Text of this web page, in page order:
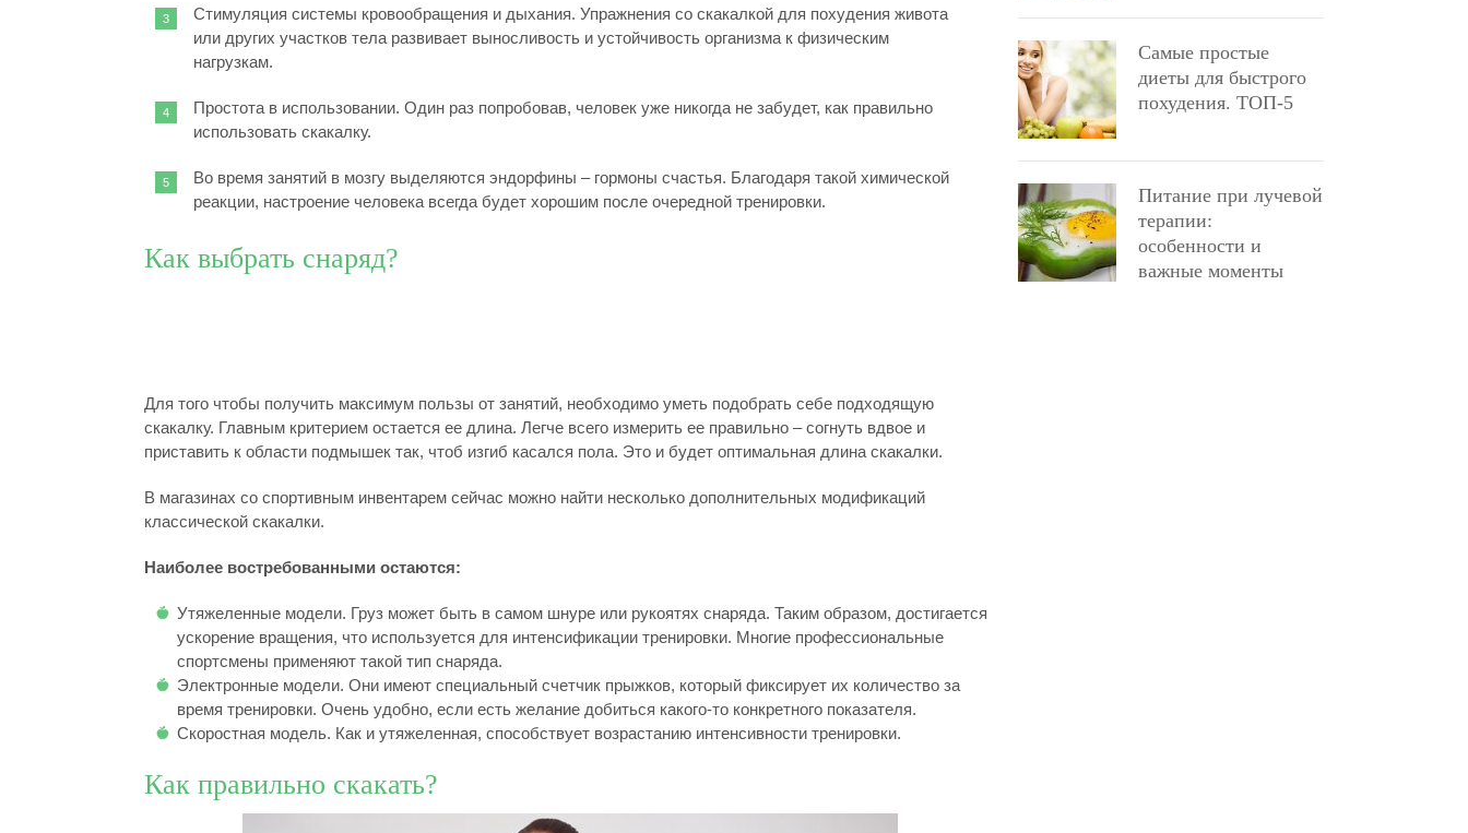
Стимуляция системы кровообращения и дыхания. Упражнения со скакалкой для похудения живота
или других участков тела развивает выносливость и устойчивость организма к физическим
нагрузкам.
Простота в использовании. Один раз попробовав, человек уже никогда не забудет, как правильно
использовать скакалку.
Во время занятий в мозгу выделяются эндорфины – гормоны счастья. Благодаря такой химической
реакции, настроение человека всегда будет хорошим после очередной тренировки.
Как выбрать снаряд?
Для того чтобы получить максимум пользы от занятий, необходимо уметь подобрать себе подходящую
скакалку. Главным критерием остается ее длина. Легче всего измерить ее правильно – согнуть вдвое и
приставить к области подмышек так, чтоб изгиб касался пола. Это и будет оптимальная длина скакалки.
В магазинах со спортивным инвентарем сейчас можно найти несколько дополнительных модификаций
классической скакалки.
Наиболее востребованными остаются:
Утяжеленные модели. Груз может быть в самом шнуре или рукоятях снаряда. Таким образом, достигается
ускорение вращения, что используется для интенсификации тренировки. Многие профессиональные
спортсмены применяют такой тип снаряда.
Электронные модели. Они имеют специальный счетчик прыжков, который фиксирует их количество за
время тренировки. Очень удобно, если есть желание добиться какого-то конкретного показателя.
Скоростная модель. Как и утяжеленная, способствует возрастанию интенсивности тренировки.
Как правильно скакать?
Самые простые
диеты для быстрого
похудения. ТОП-5
Питание при лучевой
терапии:
особенности и
важные моменты